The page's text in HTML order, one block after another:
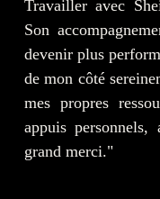
Travailler avec
Son
devenir plus
de mon côté
mes propres
appuis
grand merci."